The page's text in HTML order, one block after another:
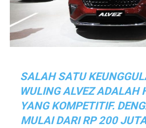
SALAH SATU
WULING ALVEZ ADALAH
YANG KOMPETITIF.
MULAI DARI RP 200